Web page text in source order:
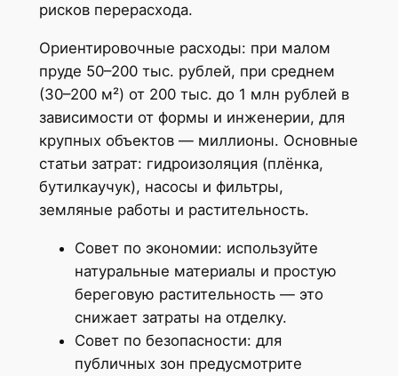
рисков перерасхода.
Ориентировочные расходы: при малом
пруде 50–200 тыс. рублей, при среднем
(30–200 м²) от 200 тыс. до 1 млн рублей в
зависимости от формы и инженерии, для
крупных объектов — миллионы. Основные
статьи затрат: гидроизоляция (плёнка,
бутилкаучук), насосы и фильтры,
земляные работы и растительность.
Совет по экономии: используйте
натуральные материалы и простую
береговую растительность — это
снижает затраты на отделку.
Совет по безопасности: для
публичных зон предусмотрите